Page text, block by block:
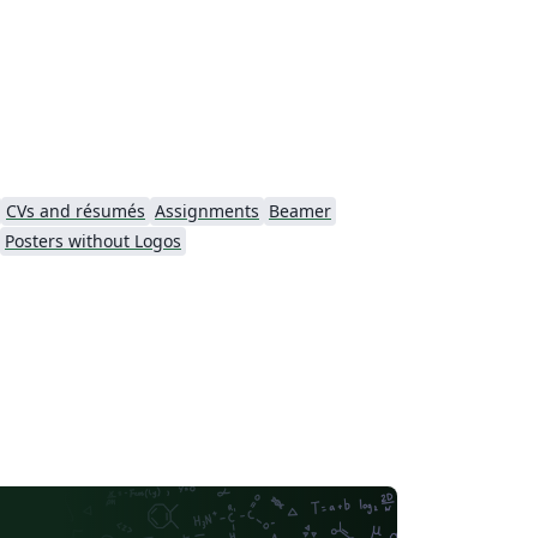
CVs and résumés Assignments Beamer
Posters without Logos